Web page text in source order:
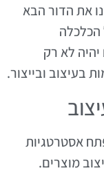
את הדור הבא
לא רק
בעיצוב ובייצור.
אסטרטגיות
מוצרים.